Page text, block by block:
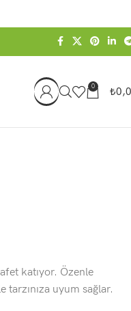
0 ₺
katıyor. Özenle
uyum sağlar.